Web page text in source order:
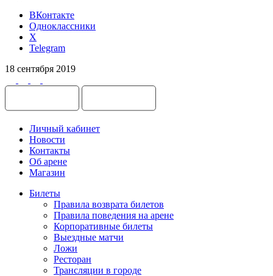
ВКонтакте
Одноклассники
X
Telegram
18 сентября 2019
Личный кабинет
Новости
Контакты
Об арене
Магазин
Билеты
Правила возврата билетов
Правила поведения на арене
Корпоративные билеты
Выездные матчи
Ложи
Ресторан
Трансляции в городе